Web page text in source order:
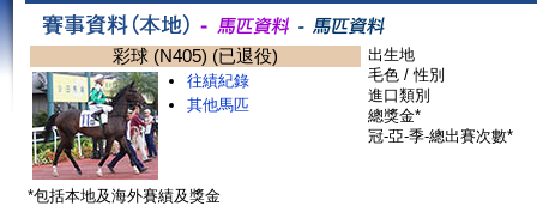
彩球 (N405) (已退役)
往績紀錄
其他馬匹
出生地
毛色 / 性別
進口類別
總獎金*
冠-亞-季-總出賽次數*
*包括本地及海外賽績及獎金